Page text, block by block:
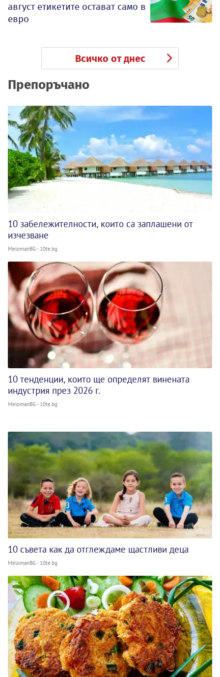
август етикетите остават само в
евро
Всичко от днес
Препоръчано
10 забележителности, които са заплашени от
изчезване
MelomanBG - 10te.bg
10 тенденции, които ще определят винената
индустрия през 2026 г.
MelomanBG - 10te.bg
10 съвета как да отглеждаме щастливи деца
MelomanBG - 10te.bg